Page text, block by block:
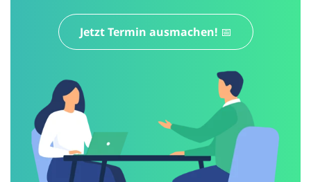
Jetzt Termin ausmachen! 📅